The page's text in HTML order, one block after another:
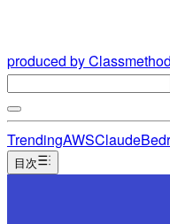
produced by Classmethod
TrendingAWSClaude
目次